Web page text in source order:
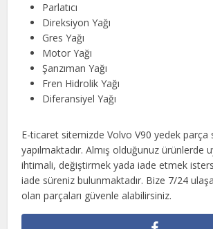
Parlatıcı
Direksiyon Yağı
Gres Yağı
Motor Yağı
Şanzıman Yağı
Fren Hidrolik Yağı
Diferansiyel Yağı
E-ticaret sitemizde Volvo V90 yedek parça
yapılmaktadır. Almış olduğunuz ürünlerde
ihtimali, değiştirmek yada iade etmek
iade süreniz bulunmaktadır. Bize 7/24
olan parçaları güvenle alabilirsiniz.